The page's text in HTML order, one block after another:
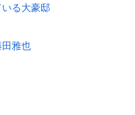
る大豪邸
田雅也